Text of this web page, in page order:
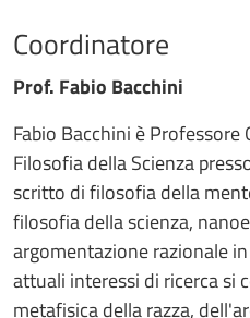
Coordinatore
Prof. Fabio Bacchini
Fabio Bacchini è
Filosofia della Scienza
scritto di filosofia della
filosofia della scienza,
argomentazione razionale
attuali interessi di ricerca si
metafisica della razza,